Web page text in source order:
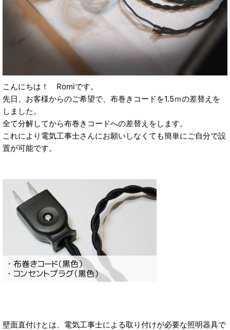
こんにちは！ Romiです。
先日、お客様からのご希望で、布巻きコードを1.5ｍの差替えを
しました。
全て分解してから布巻きコードへの差替えをします。
これにより電気工事士さんにお願いしなくても簡単にご自分で設
置が可能です。
壁面直付けとは、電気工事士による取り付けが必要な照明器具で